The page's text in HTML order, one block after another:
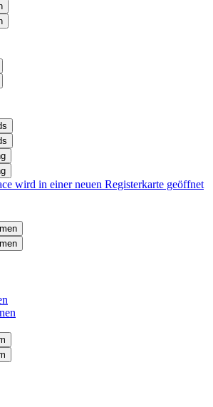
wird in einer neuen Registerkarte geöffnet